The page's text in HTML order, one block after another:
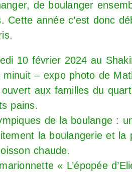
de boulanger
Cette année c’est donc
10 février 2024 au
– expo photo de
aux familles du
pains.
de la boulange :
la boulangerie et la
chaude.
« L’épopée